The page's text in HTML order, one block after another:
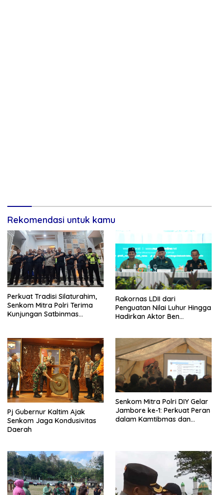
Rekomendasi untuk kamu
Perkuat Tradisi Silaturahim,
Senkom Mitra Polri Terima
Kunjungan Satbinmas
Rakornas LDII dari
Penguatan Nilai Luhur Hingga
Hadirkan Aktor Ben
Pj Gubernur Kaltim Ajak
Senkom Jaga Kondusivitas
Daerah
Senkom Mitra Polri DIY Gelar
Jambore ke-1: Perkuat Peran
dalam Kamtibmas dan